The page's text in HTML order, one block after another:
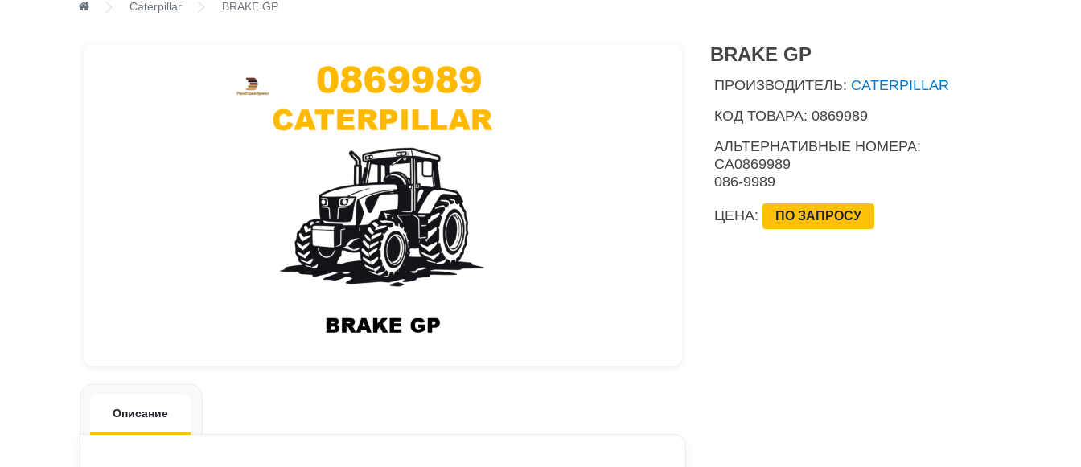
Caterpillar BRAKE GP
Описание
BRAKE GP
ПРОИЗВОДИТЕЛЬ: CATERPILLAR
КОД ТОВАРА: 0869989
АЛЬТЕРНАТИВНЫЕ НОМЕРА:
CA0869989
086-9989
ЦЕНА: ПО ЗАПРОСУ